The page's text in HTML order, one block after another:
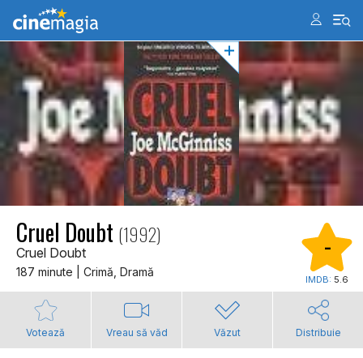
Cruel Doubt (1992)
Cruel Doubt
187 minute | Crimă, Dramă
-
IMDB: 5.6
Votează Vreau să văd Văzut Distribuie